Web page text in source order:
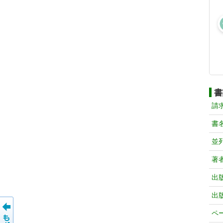
請
書
並
著
出
出
ペ